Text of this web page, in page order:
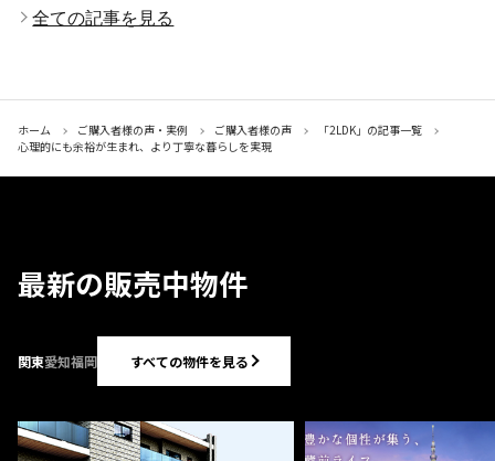
全ての記事を見る
ホーム ご購入者様の声・実例 ご購入者様の声
「2LDK」の記事一覧
心理的にも余裕が生まれ、より丁寧な暮らしを実現
最新の販売中物件
関東愛知福岡 すべての物件を見る